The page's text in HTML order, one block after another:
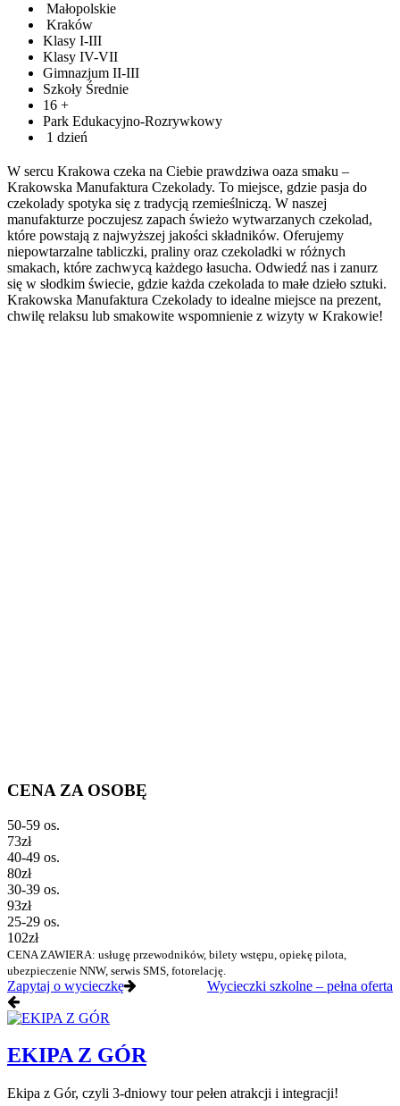
Małopolskie
Kraków
Klasy I-III
Klasy IV-VII
Gimnazjum II-III
Szkoły Średnie
16 +
Park Edukacyjno-Rozrywkowy
1 dzień
W sercu Krakowa czeka na Ciebie prawdziwa oaza smaku –
Krakowska Manufaktura Czekolady. To miejsce, gdzie pasja do
czekolady spotyka się z tradycją rzemieślniczą. W naszej
manufakturze poczujesz zapach świeżo wytwarzanych czekolad,
które powstają z najwyższej jakości składników. Oferujemy
niepowtarzalne tabliczki, praliny oraz czekoladki w różnych
smakach, które zachwycą każdego łasucha. Odwiedź nas i zanurz
się w słodkim świecie, gdzie każda czekolada to małe dzieło sztuki.
Krakowska Manufaktura Czekolady to idealne miejsce na prezent,
chwilę relaksu lub smakowite wspomnienie z wizyty w Krakowie!
CENA ZA OSOBĘ
50-59 os.
73zł
40-49 os.
80zł
30-39 os.
93zł
25-29 os.
102zł
CENA ZAWIERA: usługę przewodników, bilety wstępu, opiekę pilota,
ubezpieczenie NNW, serwis SMS, fotorelację.
Zapytaj o wycieczkę Wycieczki szkolne – pełna oferta
EKIPA Z GÓR
Ekipa z Gór, czyli 3-dniowy tour pełen atrakcji i integracji!